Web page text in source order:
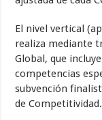
El nivel vertical
realiza mediante
Global, que
competencias
subvención
de Competitividad.